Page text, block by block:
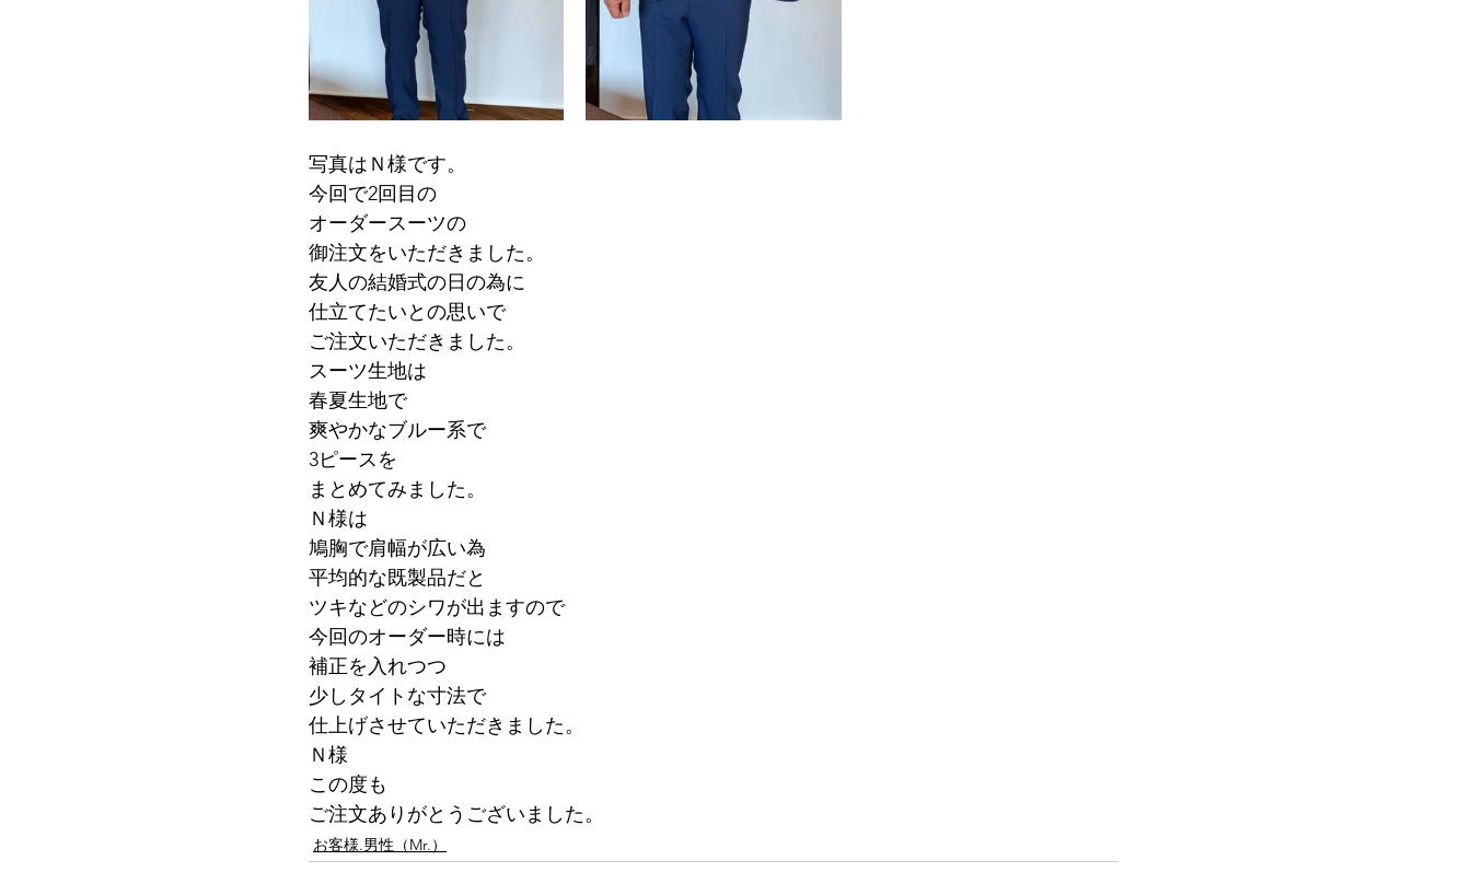
写真はＮ様です。
今回で2回目の
オーダースーツの
御注文をいただきました。
友人の結婚式の日の為に
仕立てたいとの思いで
ご注文いただきました。
スーツ生地は
春夏生地で
爽やかなブルー系で
3ピースを
まとめてみました。
Ｎ様は
鳩胸で肩幅が広い為
平均的な既製品だと
ツキなどのシワが出ますので
今回のオーダー時には
補正を入れつつ
少しタイトな寸法で
仕上げさせていただきました。
Ｎ様
この度も
ご注文ありがとうございました。
お客様.男性（Mr.）